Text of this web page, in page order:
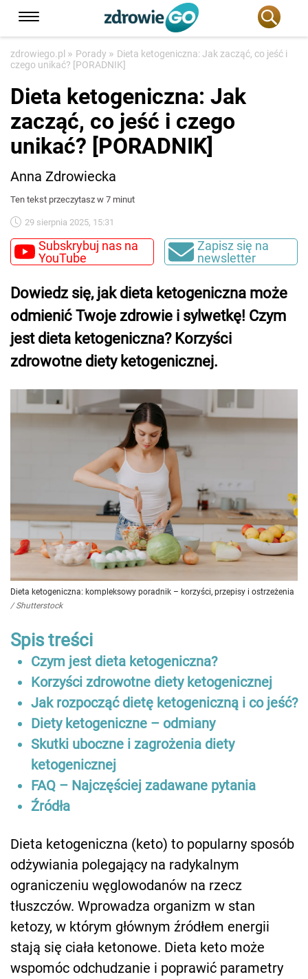
zdrowiego.pl » Porady » Dieta ketogeniczna: Jak zacząć, co jeść i
czego unikać? [PORADNIK]
Dieta ketogeniczna: Jak
zacząć, co jeść i czego
unikać? [PORADNIK]
Anna Zdrowiecka
Ten tekst przeczytasz w 7 minut
29 sierpnia 2025, 15:31
Subskrybuj nas na
YouTube
Zapisz się na
newsletter
Dowiedz się, jak dieta ketogeniczna może
odmienić Twoje zdrowie i sylwetkę! Czym
jest dieta ketogeniczna? Korzyści
zdrowotne diety ketogenicznej.
Dieta ketogeniczna: kompleksowy poradnik – korzyści, przepisy i ostrzeżenia
/ Shutterstock
Spis treści
Czym jest dieta ketogeniczna?
Korzyści zdrowotne diety ketogenicznej
Jak rozpocząć dietę ketogeniczną i co jeść?
Diety ketogeniczne – odmiany
Skutki uboczne i zagrożenia diety
ketogenicznej
FAQ – Najczęściej zadawane pytania
Źródła
Dieta ketogeniczna (keto) to popularny sposób
odżywiania polegający na radykalnym
ograniczeniu węglowodanów na rzecz
tłuszczów. Wprowadza organizm w stan
ketozy, w którym głównym źródłem energii
stają się ciała ketonowe. Dieta keto może
wspomóc odchudzanie i poprawić parametry